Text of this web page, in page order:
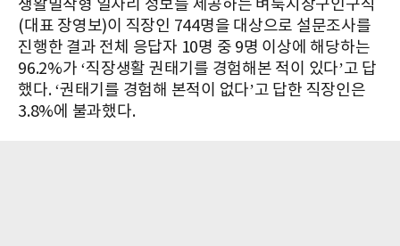
생활밀착형 일자리 정보를 제공하는 벼룩시장구인구직
(대표 장영보)이 직장인 744명을 대상으로 설문조사를
진행한 결과 전체 응답자 10명 중 9명 이상에 해당하는
96.2%가 ‘직장생활 권태기를 경험해본 적이 있다’고 답
했다. ‘권태기를 경험해 본적이 없다’고 답한 직장인은
3.8%에 불과했다.